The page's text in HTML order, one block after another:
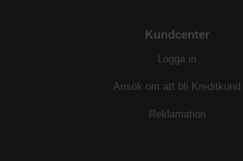
Kundcenter
Logga in
Ansök om att bli Kreditkund
Reklamation